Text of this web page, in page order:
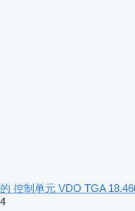
的 控制单元 VDO TGA
4